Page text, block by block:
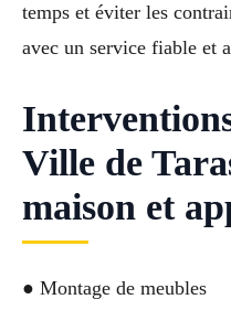
temps et éviter les
avec un service fiable et
Ville de
maison et
● Montage de meubles